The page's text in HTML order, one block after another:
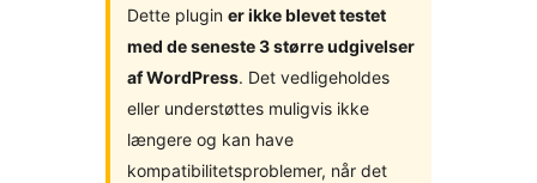
Dette plugin er ikke blevet testet
med de seneste 3 større udgivelser
af WordPress. Det vedligeholdes
eller understøttes muligvis ikke
længere og kan have
kompatibilitetsproblemer, når det